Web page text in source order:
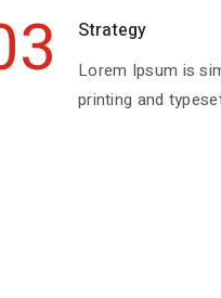
Strategy
Lorem Ipsum is
printing and